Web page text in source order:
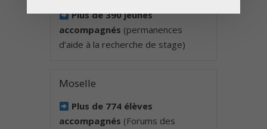
Plus de 390 jeunes
accompagnés (permanences
d’aide à la recherche de stage)
Moselle
Plus de 774 élèves
accompagnés (Forums des